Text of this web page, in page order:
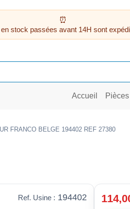
stock passées avant 14H sont
Accueil
FRANCO BELGE 194402 REF 27380
Ref. Usine : 194402